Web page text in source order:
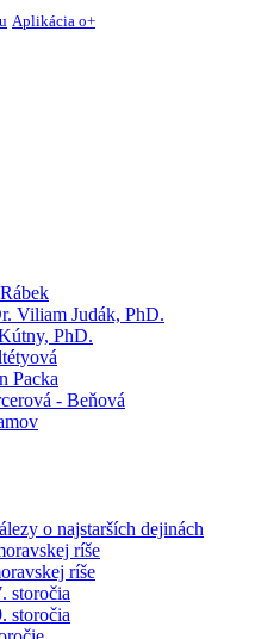
Aplikácia o+
Viliam Judák, PhD.
PhD.
Packa
- Beňová
o najstarších dejinách
ríše
ríše
storočia
storočia